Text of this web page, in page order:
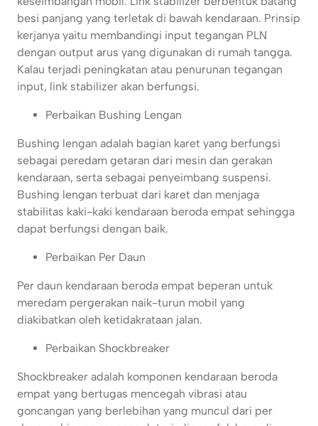
besi panjang yang terletak di bawah kendaraan. Prinsip
kerjanya yaitu membandingi input tegangan PLN
dengan output arus yang digunakan di rumah tangga.
Kalau terjadi peningkatan atau penurunan tegangan
input, link stabilizer akan berfungsi.
Perbaikan Bushing Lengan
Bushing lengan adalah bagian karet yang berfungsi
sebagai peredam getaran dari mesin dan gerakan
kendaraan, serta sebagai penyeimbang suspensi.
Bushing lengan terbuat dari karet dan menjaga
stabilitas kaki-kaki kendaraan beroda empat sehingga
dapat berfungsi dengan baik.
Perbaikan Per Daun
Per daun kendaraan beroda empat beperan untuk
meredam pergerakan naik-turun mobil yang
diakibatkan oleh ketidakrataan jalan.
Perbaikan Shockbreaker
Shockbreaker adalah komponen kendaraan beroda
empat yang bertugas mencegah vibrasi atau
goncangan yang berlebihan yang muncul dari per